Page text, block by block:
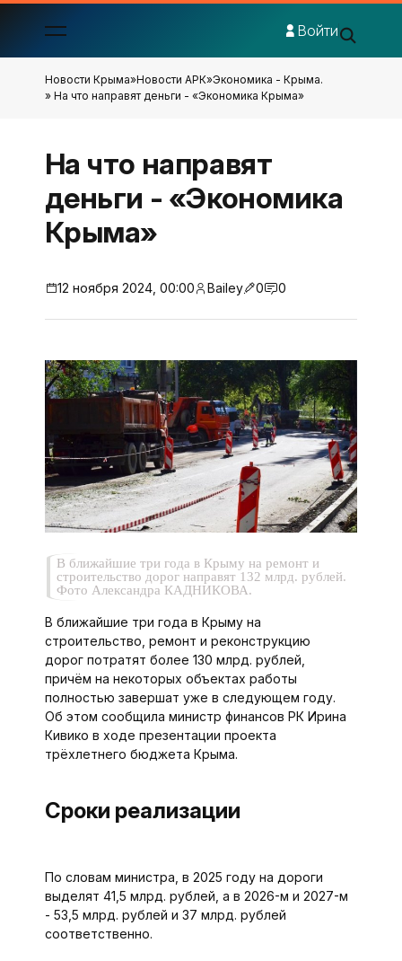
Войти
Новости Крыма»Новости АРК»Экономика - Крыма.
» На что направят деньги - «Экономика Крыма»
На что направят
деньги - «Экономика
Крыма»
12 ноября 2024, 00:00 Bailey 0 0
В ближайшие три года в Крыму на ремонт и
строительство дорог направят 132 млрд. рублей.
Фото Александра КАДНИКОВА.
В ближайшие три года в Крыму на
строительство, ремонт и реконструкцию
дорог потратят более 130 млрд. руб­лей,
причём на некоторых объектах работы
полностью завершат уже в следующем году.
Об этом сообщила министр финансов РК Ирина
Кивико в ходе презентации проекта
трёхлетнего бюджета Крыма.
Сроки реализации
По словам министра, в 2025 году на дороги
выделят 41,5 млрд. рублей, а в 2026-м и 2027-м
- 53,5 млрд. рублей и 37 млрд. рублей
соответственно.